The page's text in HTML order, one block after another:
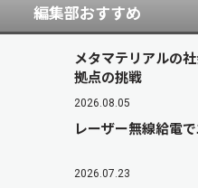
編集部おすすめ
メタマテリアルの
拠点の挑戦
2026.08.05
レーザー無線給電
2026.07.23